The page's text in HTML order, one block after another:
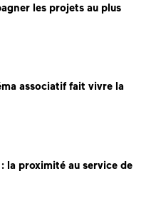
les projets au plus
associatif fait vivre la
la proximité au service de